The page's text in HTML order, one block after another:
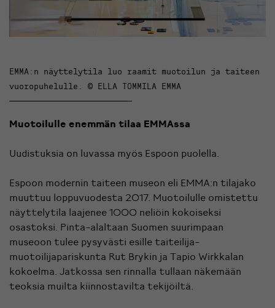
EMMA:n näyttelytila luo raamit muotoilun ja taiteen
vuoropuhelulle. © ELLA TOMMILA EMMA
Muotoilulle enemmän tilaa EMMAssa
Uudistuksia on luvassa myös Espoon puolella.
Espoon modernin taiteen museon eli EMMA:n tilajako
muuttuu loppuvuodesta 2017. Muotoilulle omistettu
näyttelytila laajenee 1000 neliöin kokoiseksi
osastoksi. Pinta-alaltaan Suomen suurimpaan
museoon tulee pysyvästi esille taiteilija-
muotoilijapariskunta Rut Brykin ja Tapio Wirkkalan
kokoelma. Jatkossa sen rinnalla tullaan näkemään
teoksia muilta kiinnostavilta tekijöiltä.